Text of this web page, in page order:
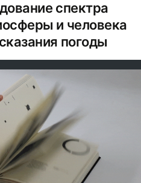
спектра
и человека
погоды